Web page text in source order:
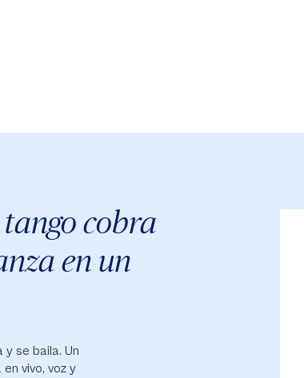
cobra
en un
se baila. Un
vivo, voz y